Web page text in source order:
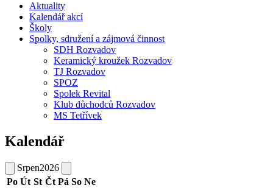
Aktuality
Kalendář akcí
Školy
Spolky, sdružení a zájmová činnost
SDH Rozvadov
Keramický kroužek Rozvadov
TJ Rozvadov
SPOZ
Spolek Revital
Klub důchodců Rozvadov
MS Tetřívek
Kalendář
Srpen2026
Po Út St Čt Pá So Ne